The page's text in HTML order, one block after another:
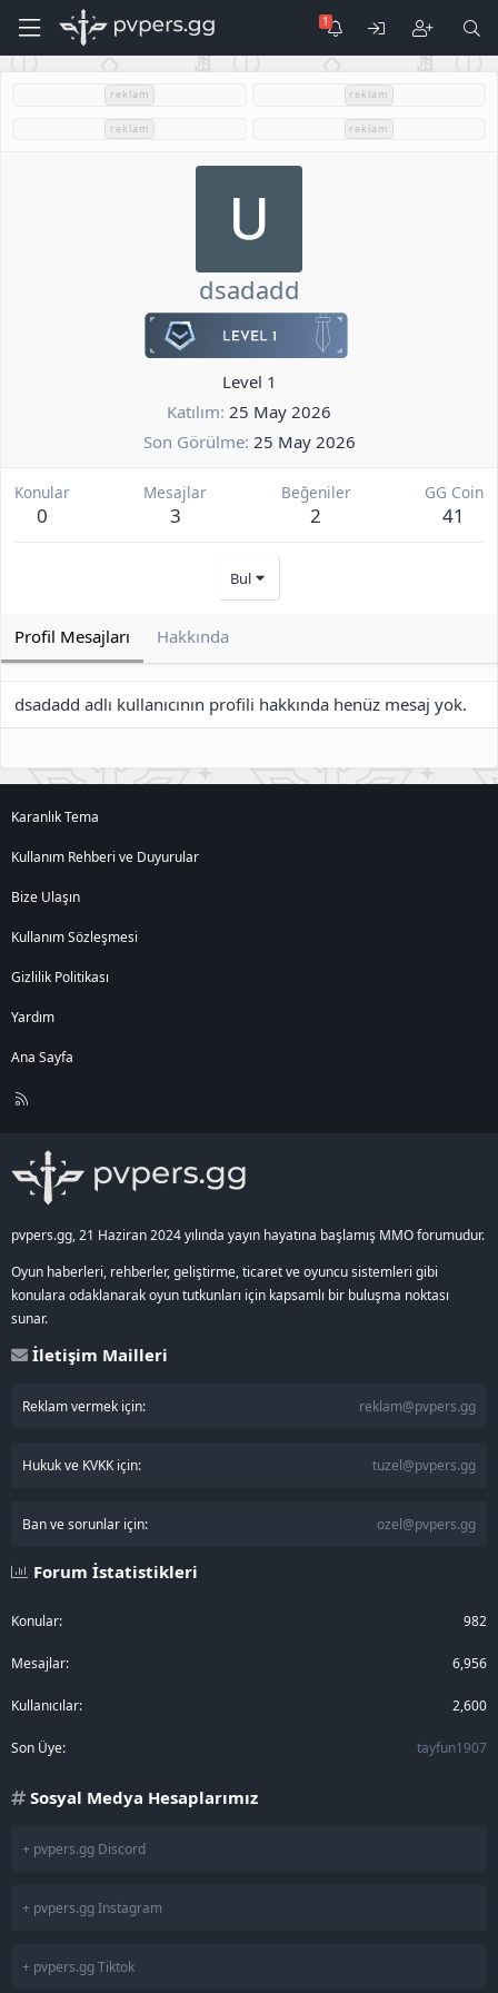
reklam reklam
reklam reklam
dsadadd
Level 1
Katılım 25 May 2026
Son Görülme 25 May 2026
Konular
0
Mesajlar
3
Beğeniler
2
GG Coin
41
Bul
Profil Mesajları Hakkında
dsadadd adlı kullanıcının profili hakkında henüz mesaj yok.
Karanlık Tema
Kullanım Rehberi ve Duyurular
Bize Ulaşın
Kullanım Sözleşmesi
Gizlilik Politikası
Yardım
Ana Sayfa
R
pvpers.gg, 21 Haziran 2024 yılında yayın hayatına başlamış MMO forumudur.
Oyun haberleri, rehberler, geliştirme, ticaret ve oyuncu sistemleri gibi
konulara odaklanarak oyun tutkunları için kapsamlı bir buluşma noktası
sunar.
İletişim Mailleri
Reklam vermek için: reklam@pvpers.gg
Hukuk ve KVKK için: tuzel@pvpers.gg
Ban ve sorunlar için: ozel@pvpers.gg
Forum İstatistikleri
Konular 982
Mesajlar 6,956
Kullanıcılar 2,600
Son Üye tayfun1907
Sosyal Medya Hesaplarımız
+ pvpers.gg Discord
+ pvpers.gg Instagram
+ pvpers.gg Tiktok